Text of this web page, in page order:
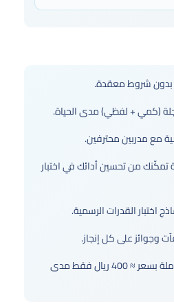
(كمي + لفظي) مدى الحياة.
مع مدربين محترفين.
من تحسين أدائك في اختبار
اختبار القدرات الرسمية.
وجوائز على كل إنجاز.
سعر مميز: دورة شاملة بسعر ≈ 400 ريال فقط مدى